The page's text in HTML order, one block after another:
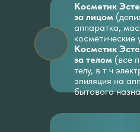
Косметик
за лицом
аппаратка,
косметические
Косметик
за телом (все
телу, в т ч
эпиляция на
бытового